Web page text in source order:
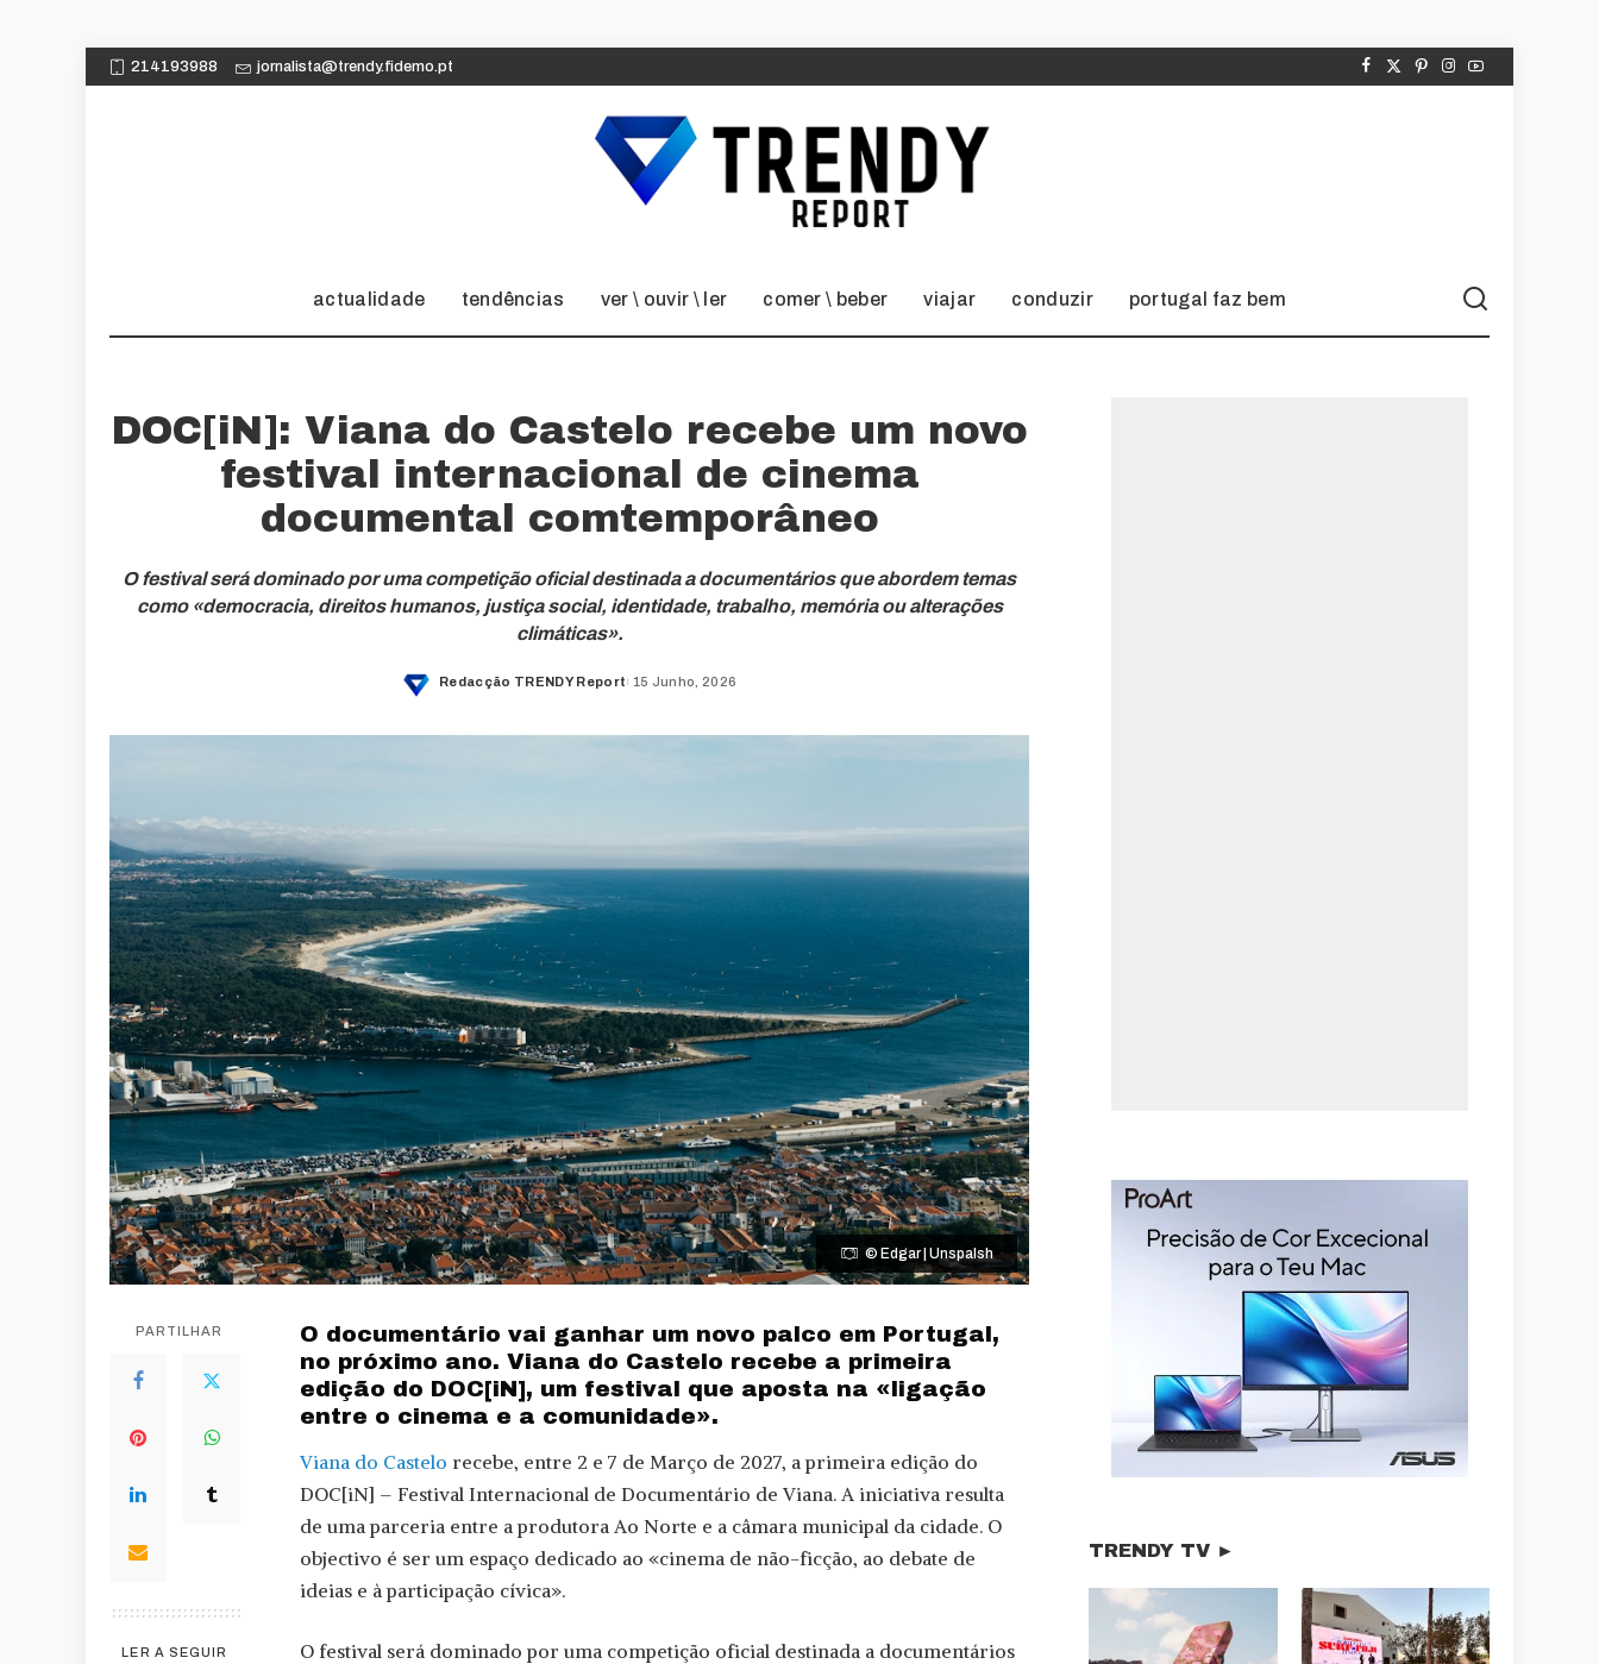
214193988 jornalista@trendy.fidemo.pt
actualidade tendências ver \ ouvir \ ler comer \ beber viajar conduzir portugal faz bem
DOC[iN]: Viana do Castelo recebe um novo
festival internacional de cinema
documental comtemporâneo
O festival será dominado por uma competição oficial destinada a documentários que abordem temas
como «democracia, direitos humanos, justiça social, identidade, trabalho, memória ou alterações
climáticas».
Posted
Redacção TRENDY Report 15 Junho, 2026
©Edgar | Unspalsh
PARTILHAR
LER A SEGUIR
O documentário vai ganhar um novo palco em Portugal,
no próximo ano. Viana do Castelo recebe a primeira
edição do DOC[iN], um festival que aposta na «ligação
entre o cinema e a comunidade».
Viana do Castelo recebe, entre 2 e 7 de Março de 2027, a primeira edição do
DOC[iN] – Festival Internacional de Documentário de Viana. A iniciativa resulta
de uma parceria entre a produtora Ao Norte e a câmara municipal da cidade. O
objectivo é ser um espaço dedicado ao «cinema de não-ficção, ao debate de
ideias e à participação cívica».
O festival será dominado por uma competição oficial destinada a documentários
TRENDY TV ►